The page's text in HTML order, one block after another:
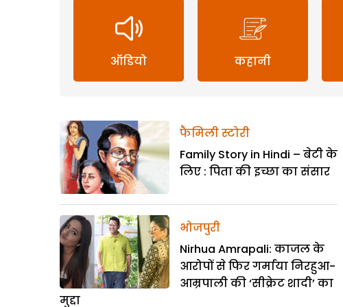
ऑडियो कहानी
फैमिली स्टोरी
Family Story in Hindi – बेटी के
लिए : पिता की इच्छा का संसार
भोजपुरी
Nirhua Amrapali: काजल के
आरोपों से फिर गर्माया निरहुआ-
आम्रपाली की ‘सीक्रेट शादी’ का
मुद्दा